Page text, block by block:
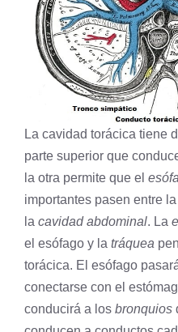
La cavidad torácica tiene
parte superior que
la otra permite que el
importantes pasen entre
la cavidad abdominal. La
el esófago y la tráquea
torácica. El esófago
conectarse con el
conducirá a los bronquios